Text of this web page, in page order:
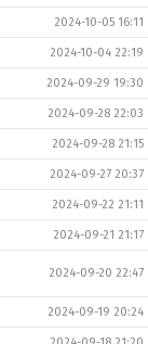
2024-10-05 16:11
2024-10-04 22:19
2024-09-29 19:30
2024-09-28 22:03
2024-09-28 21:15
2024-09-27 20:37
2024-09-22 21:11
2024-09-21 21:17
2024-09-20 22:47
2024-09-19 20:24